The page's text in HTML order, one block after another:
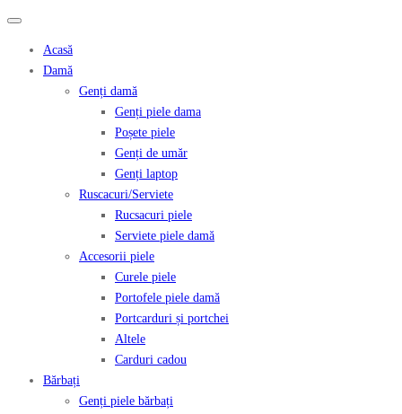
Acasă
Damă
Genți damă
Genți piele dama
Poșete piele
Genți de umăr
Genți laptop
Ruscacuri/Serviete
Rucsacuri piele
Serviete piele damă
Accesorii piele
Curele piele
Portofele piele damă
Portcarduri și portchei
Altele
Carduri cadou
Bărbați
Genți piele bărbați